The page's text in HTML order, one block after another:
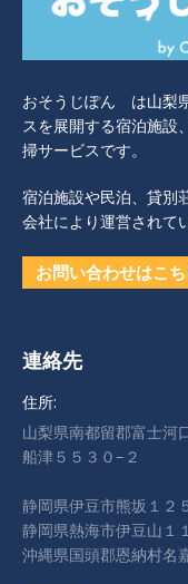
おそうじぽん は山梨
スを展開する宿泊施設
掃サービスです。
宿泊施設や民泊、貸別
会社により運営されて
お問い合わせはこち
連絡先
住所:
山梨県南都留郡富士河
船津５５３０−２
静岡県伊豆市熊坂１２
静岡県熱海市伊豆山１
沖縄県国頭郡恩納村名